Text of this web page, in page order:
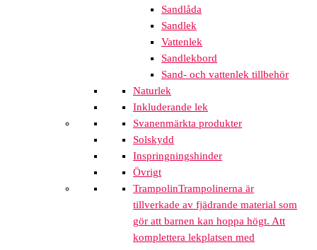
Sandlåda
Sandlek
Vattenlek
Sandlekbord
Sand- och vattenlek tillbehör
Naturlek
Inkluderande lek
Svanenmärkta produkter
Solskydd
Inspringningshinder
Övrigt
TrampolinTrampolinerna är
tillverkade av fjädrande material som
gör att barnen kan hoppa högt. Att
komplettera lekplatsen med